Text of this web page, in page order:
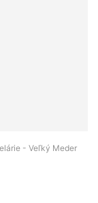
- Veľký Meder